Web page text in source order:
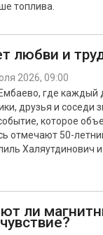
топлива.
любви и
2026, 09:00
где каждый
друзья и соседи
которое
отмечают 50-
Халяутдинович
ли